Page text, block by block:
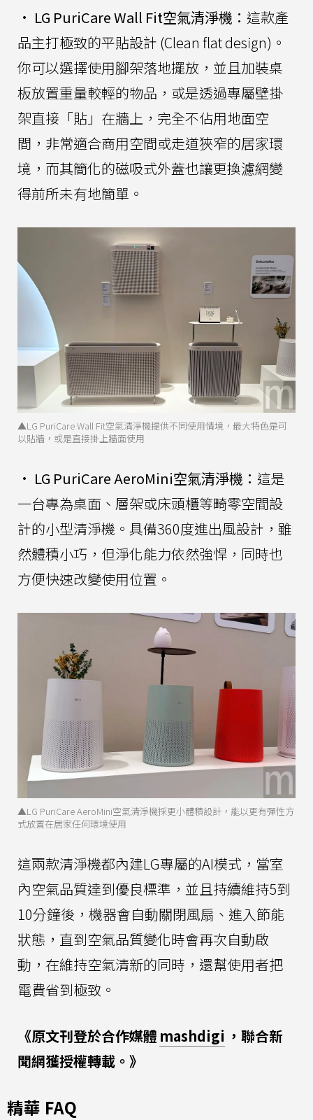
• LG PuriCare Wall Fit空氣清淨機： 這款產
品主打極致的平貼設計 (Clean flat design)。
你可以選擇使用腳架落地擺放，並且加裝桌
板放置重量較輕的物品，或是透過專屬壁掛
架直接「貼」在牆上，完全不佔用地面空
間，非常適合商用空間或走道狹窄的居家環
境，而其簡化的磁吸式外蓋也讓更換濾網變
得前所未有地簡單。
▲LG PuriCare Wall Fit空氣清淨機提供不同使用情境，最大特色是可
以貼牆，或是直接掛上牆面使用
• LG PuriCare AeroMini空氣清淨機： 這是
一台專為桌面、層架或床頭櫃等畸零空間設
計的小型清淨機。具備360度進出風設計，雖
然體積小巧，但淨化能力依然強悍，同時也
方便快速改變使用位置。
▲LG PuriCare AeroMini空氣清淨機採更小體積設計，能以更有彈性方
式放置在居家任何環境使用
這兩款清淨機都內建LG專屬的AI模式，當室
內空氣品質達到優良標準，並且持續維持5到
10分鐘後，機器會自動關閉風扇、進入節能
狀態，直到空氣品質變化時會再次自動啟
動，在維持空氣清新的同時，還幫使用者把
電費省到極致。
《原文刊登於合作媒體 mashdigi ，聯合新
聞網獲授權轉載。》
精華 FAQ